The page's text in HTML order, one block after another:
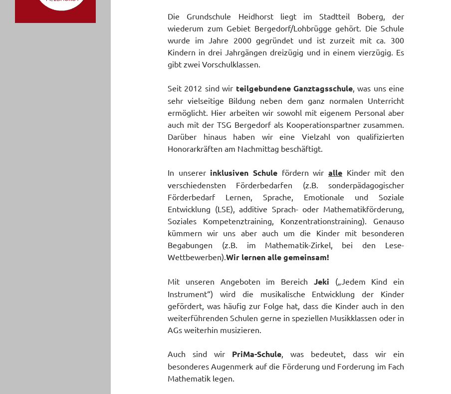
Die Grundschule Heidhorst liegt im Stadtteil Boberg, der
wiederum zum Gebiet Bergedorf/Lohbrügge gehört. Die Schule
wurde im Jahre 2000 gegründet und ist zurzeit mit ca. 300
Kindern in drei Jahrgängen dreizügig und in einem vierzügig. Es
gibt zwei Vorschulklassen.
Seit 2012 sind wir teilgebundene Ganztagsschule, was uns eine
sehr vielseitige Bildung neben dem ganz normalen Unterricht
ermöglicht. Hier arbeiten wir sowohl mit eigenem Personal aber
auch mit der TSG Bergedorf als Kooperationspartner zusammen.
Darüber hinaus haben wir eine Vielzahl von qualifizierten
Honorarkräften am Nachmittag beschäftigt.
In unserer inklusiven Schule fördern wiralle Kinder mit den
verschiedensten Förderbedarfen (z.B. sonderpädagogischer
Förderbedarf Lernen, Sprache, Emotionale und Soziale
Entwicklung (LSE), additive Sprach- oder Mathematikförderung,
Soziales Kompetenztraining, Konzentrationstraining). Genauso
kümmern wir uns aber auch um die Kinder mit besonderen
Begabungen (z.B. im Mathematik-Zirkel, bei den Lese-
Wettbewerben).Wir lernen alle gemeinsam!
Mit unseren Angeboten im Bereich Jeki („Jedem Kind ein
Instrument“) wird die musikalische Entwicklung der Kinder
gefördert, was häufig zur Folge hat, dass die Kinder auch in den
weiterführenden Schulen gerne in speziellen Musikklassen oder in
AGs weiterhin musizieren.
Auch sind wir PriMa-Schule, was bedeutet, dass wir ein
besonderes Augenmerk auf die Förderung und Forderung im Fach
Mathematik legen.